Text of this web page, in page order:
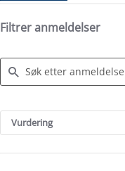
Filtrer anmeldelser
Reviews
Vurdering